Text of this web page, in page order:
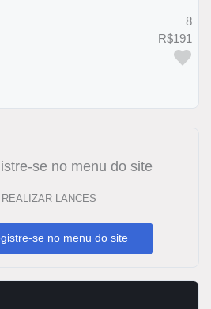
8
R$191
se no menu do site
REALIZAR LANCES
se no menu do site